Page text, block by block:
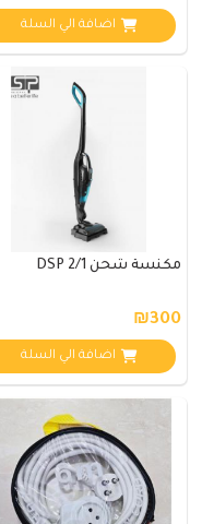
اضافة الي السلة
مكنسة شحن DSP 2/1
₪300
اضافة الي السلة